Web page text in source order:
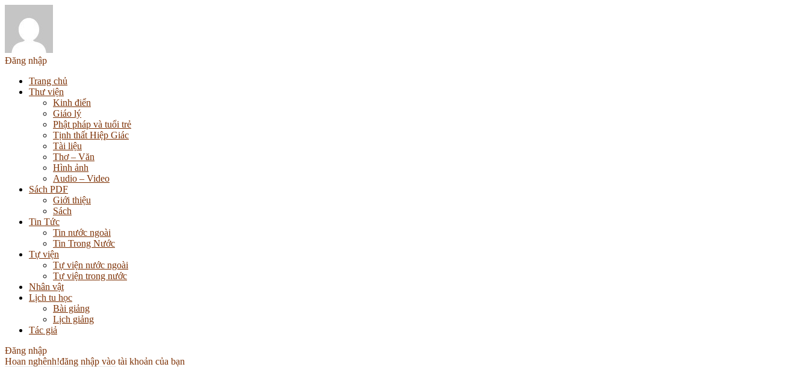
Đăng nhập
Trang chủ
Thư viện
Kinh điển
Giáo lý
Phật pháp và tuổi trẻ
Tịnh thất Hiệp Giác
Tài liệu
Thơ – Văn
Hình ảnh
Audio – Video
Sách PDF
Giới thiệu
Sách
Tin Tức
Tin nước ngoài
Tin Trong Nước
Tự viện
Tự viện nước ngoài
Tự viện trong nước
Nhân vật
Lịch tu học
Bài giảng
Lịch giảng
Tác giả
Đăng nhập
Hoan nghênh!đăng nhập vào tài khoản của bạn